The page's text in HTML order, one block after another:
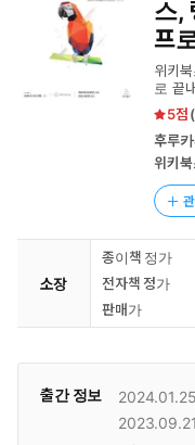
스,
프
위키
로 끝
5
(
후루
위키
소장
종이책 정가
전자책 정가
판매가
출간 정보 2024.01.25
2023.09.21